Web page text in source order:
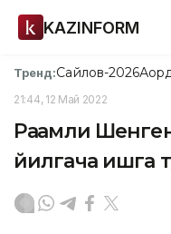
KAZINFORM
Тренд:Сайлов-2026
21:44, 12 Май 2022
Рақамли
йилгача ишга